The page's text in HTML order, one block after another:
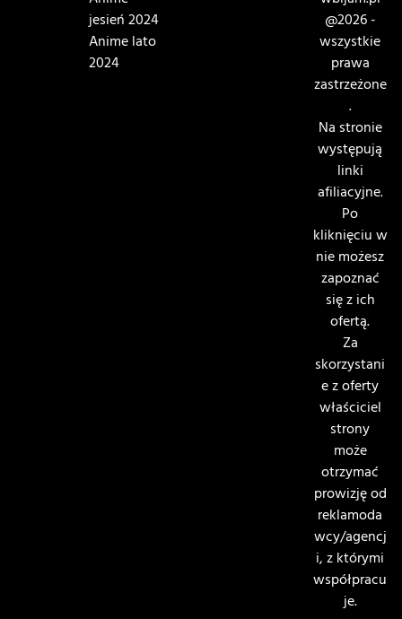
jesień 2024
Anime lato
2024
@2026 -
wszystkie
prawa
zastrzeżone
.
Na stronie
występują
linki
afiliacyjne.
Po
kliknięciu w
nie możesz
zapoznać
się z ich
ofertą.
Za
skorzystani
e z oferty
właściciel
strony
może
otrzymać
prowizję od
reklamoda
wcy/agencj
i, z którymi
współpracu
je.